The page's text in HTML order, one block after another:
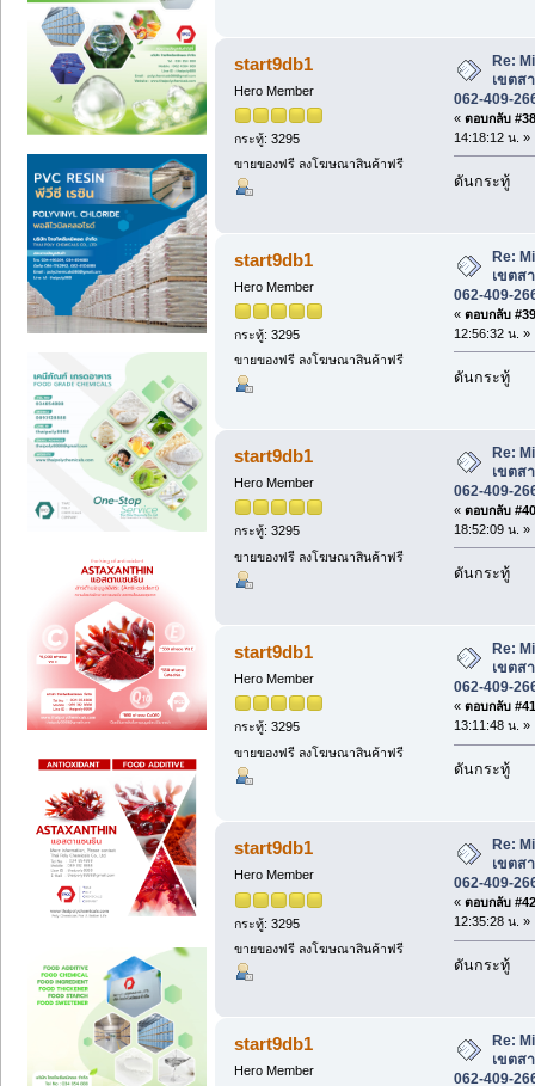
start9db1
Hero Member
กระทู้: 3295
ขายของฟรี ลงโฆษณาสินค้าฟรี
Re:
เขตส
062-409-
« ตอบกลับ
14:18:12 น. »
ดันกระทู้
start9db1
Hero Member
กระทู้: 3295
ขายของฟรี ลงโฆษณาสินค้าฟรี
Re:
เขตส
062-409-
« ตอบกลับ
12:56:32 น. »
ดันกระทู้
start9db1
Hero Member
กระทู้: 3295
ขายของฟรี ลงโฆษณาสินค้าฟรี
Re:
เขตส
062-409-
« ตอบกลับ
18:52:09 น. »
ดันกระทู้
start9db1
Hero Member
กระทู้: 3295
ขายของฟรี ลงโฆษณาสินค้าฟรี
Re:
เขตส
062-409-
« ตอบกลับ
13:11:48 น. »
ดันกระทู้
start9db1
Hero Member
กระทู้: 3295
ขายของฟรี ลงโฆษณาสินค้าฟรี
Re:
เขตส
062-409-
« ตอบกลับ
12:35:28 น. »
ดันกระทู้
start9db1
Hero Member
Re:
เขตส
062-409-